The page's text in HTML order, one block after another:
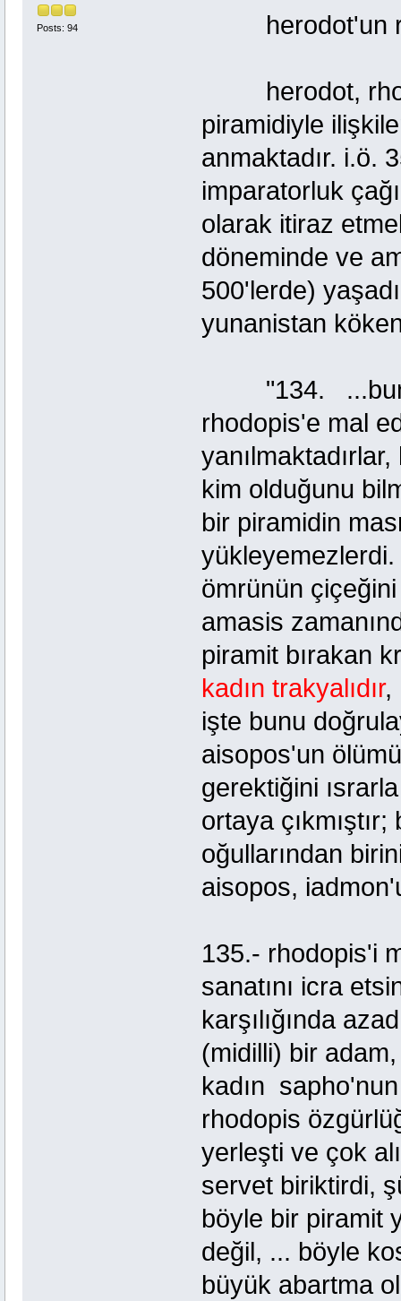
Posts: 94 herodot'un
herodot,
piramidiyle
anmaktadır. i.ö.
imparatorluk
olarak itiraz
döneminde ve
500'lerde)
yunanistan
"134. ...bunu
rhodopis'e mal
kim olduğunu
bir piramidin
ömrünün
amasis
piramit bırakan
kadın trakyalıdır,
işte bunu
aisopos'un
gerektiğini
ortaya
oğullarından
aisopos,
135.- rhodopis'i
sanatını icra
karşılığında
(midilli) bir
kadın
rhodopis
yerleşti ve çok
servet biriktirdi,
böyle bir piramit
değil, ... böyle
büyük abartma